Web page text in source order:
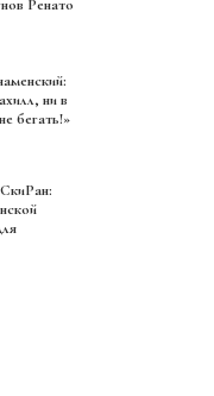
Ренато
ни в
бегать!»